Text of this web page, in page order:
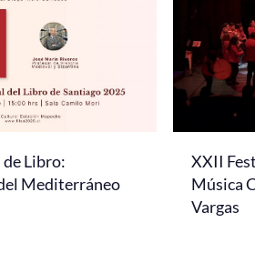
Libro:
Mediterráneo
XXII
Música
Vargas